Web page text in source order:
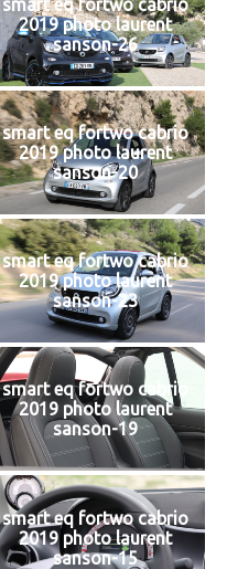
smart eq fortwo cabrio
2019 photo laurent
sanson-26
smart eq fortwo cabrio
2019 photo laurent
sanson-20
smart eq fortwo cabrio
2019 photo laurent
sanson-23
smart eq fortwo cabrio
2019 photo laurent
sanson-19
smart eq fortwo cabrio
2019 photo laurent
sanson-15